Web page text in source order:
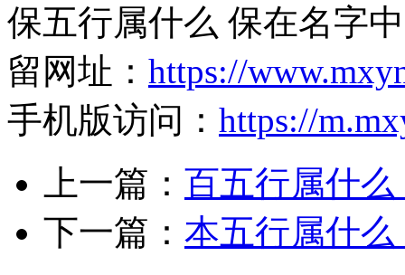
保五行属什么 保在名字
留网址： https://
手机版访问： https://
上一篇： 百五行属什
下一篇： 本五行属什